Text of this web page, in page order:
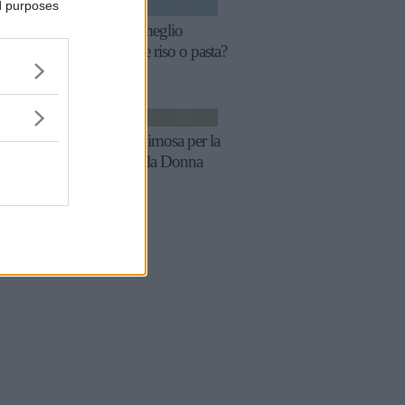
purposes
La sera meglio
mangiare riso o pasta?
Menu mimosa per la
Festa della Donna